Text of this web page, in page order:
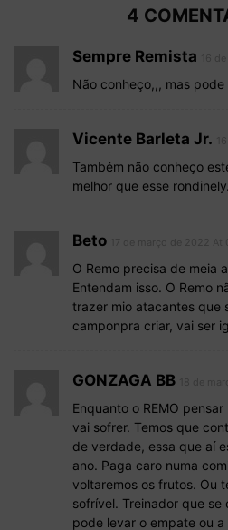
4
Sempre Remista
Não conheço,,, mas
Vicente Barleta Jr.
Também não conheço
melhor que esse
Beto
O Remo precisa de meia
Entendam isso. O Remo
trazer mio atacantes que
camponpra criar, vai ser
GONZAGA BB
Enquanto o REMO
vai sofrer. Temos que
de verdade, essa que aí
ano. Paga caro numa
voltaremos os frutos. Ou
sofrível. Treinador que
pode levar o empate ou a